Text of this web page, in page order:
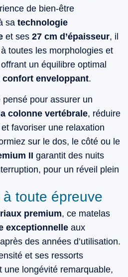
de bien-être
sa technologie
et ses 27 cm d’épaisseur, il
toutes les morphologies et
un équilibre optimal
confort enveloppant.
pour assurer un
colonne vertébrale, réduire
favoriser une relaxation
sur le dos, le côté ou le
II garantit des nuits
pour un réveil plein
toute épreuve
premium, ce matelas
exceptionnelle aux
des années d’utilisation.
et ses ressorts
une longévité remarquable,